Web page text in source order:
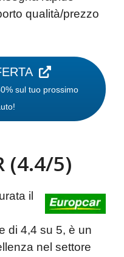
qualità/prezzo
sul tuo prossimo
(4.4/5)
il
di 4,4 su 5, è un
nel settore